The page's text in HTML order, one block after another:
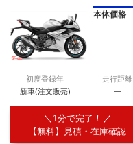
本体価格
初度登録年
新車(注文販売)
走行距離
―
1分で完了！
【無料】見積・在庫確認